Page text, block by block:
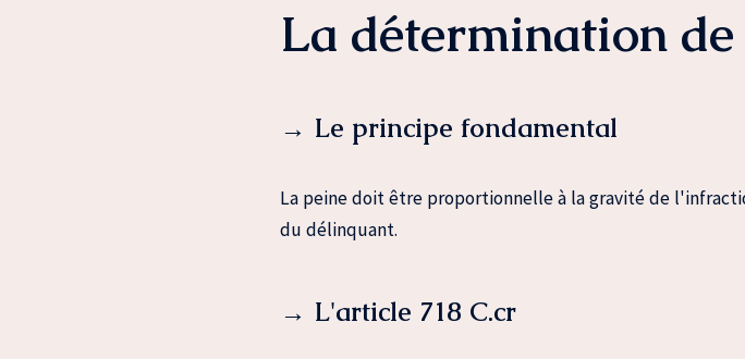
La détermination
→ Le principe fondamental
La peine doit être proportionnelle à la gravité de
du délinquant.
→ L'article 718 C.cr